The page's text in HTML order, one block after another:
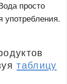
просто
употребления.
таблицу